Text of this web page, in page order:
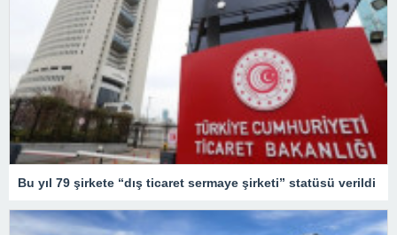
Bu yıl 79 şirkete “dış ticaret sermaye şirketi” statüsü verildi